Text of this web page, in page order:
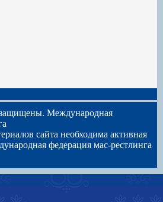
Международная
сайта необходима активная
федерация мас-рестлинга